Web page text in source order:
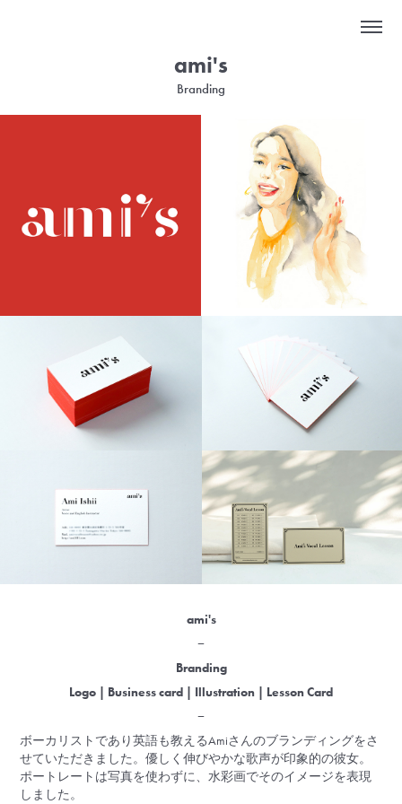
ami's
Branding
ami's
−
Branding
Logo | Business card | Illustration | Lesson Card
−
ボーカリストであり英語も教えるAmiさんのブランディングをさ
せていただきました。優しく伸びやかな歌声が印象的の彼女。
ポートレートは写真を使わずに、水彩画でそのイメージを表現
しました。